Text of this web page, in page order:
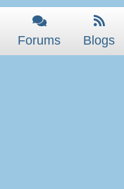
Forums Blogs